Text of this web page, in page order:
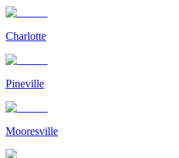
Charlotte
Pineville
Mooresville